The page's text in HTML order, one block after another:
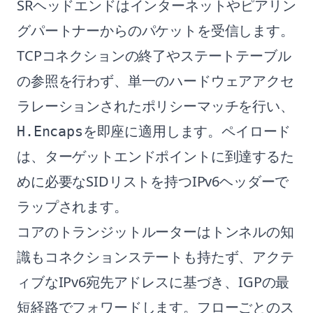
SRヘッドエンドはインターネットやピアリン
グパートナーからのパケットを受信します。
TCPコネクションの終了やステートテーブル
の参照を行わず、単一のハードウェアアクセ
ラレーションされたポリシーマッチを行い、
H.Encapsを即座に適用します。ペイロード
は、ターゲットエンドポイントに到達するた
めに必要なSIDリストを持つIPv6ヘッダーで
ラップされます。
コアのトランジットルーターはトンネルの知
識もコネクションステートも持たず、アクテ
ィブなIPv6宛先アドレスに基づき、IGPの最
短経路でフォワードします。フローごとのス